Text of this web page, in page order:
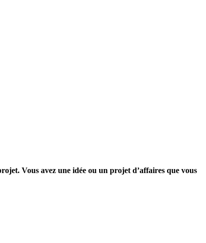
Vous avez une idée ou un projet d’affaires que vous